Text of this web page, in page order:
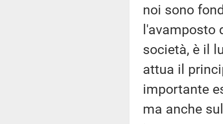
noi sono
l'avamposto
società, è il
attua il
importante
ma anche